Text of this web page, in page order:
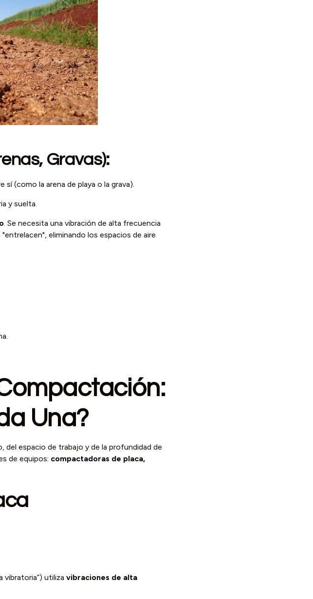
Gravas):
(como la arena de playa o la grava).
y suelta.
. Se necesita una vibración de alta frecuencia
eliminando los espacios de aire
Una?
espacio de trabajo y de la profundidad de
de equipos: compactadoras de placa,
vibratoria”) utiliza vibraciones de alta